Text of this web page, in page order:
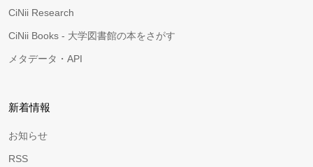
CiNii Research
CiNii Books - 大学図書館の本をさがす
メタデータ・API
新着情報
お知らせ
RSS